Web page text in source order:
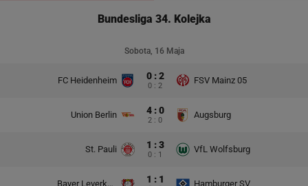
Bundesliga 34. Kolejka
Sobota, 16 Maja
FC Heidenheim 0 : 2
0 : 2
FSV Mainz 05
Union Berlin 4 : 0
2 : 0
Augsburg
St. Pauli 1 : 3
0 : 1
VfL Wolfsburg
Bayer Leverkusen 1 : 1 Hamburger SV